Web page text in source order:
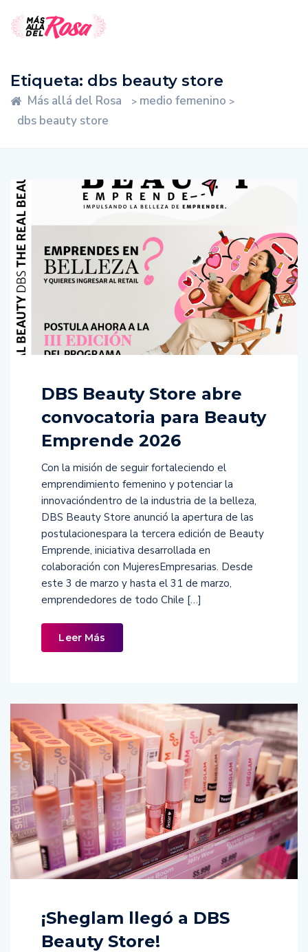
Etiqueta: dbs beauty store
Más allá del Rosa > medio femenino >
dbs beauty store
DBS Beauty Store abre
convocatoria para Beauty
Emprende 2026
Con la misión de seguir fortaleciendo el
emprendimiento femenino y potenciar la
innovacióndentro de la industria de la belleza,
DBS Beauty Store anunció la apertura de las
postulacionespara la tercera edición de Beauty
Emprende, iniciativa desarrollada en
colaboración con MujeresEmpresarias. Desde
este 3 de marzo y hasta el 31 de marzo,
emprendedores de todo Chile […]
Leer Más
¡Sheglam llegó a DBS
Beauty Store!